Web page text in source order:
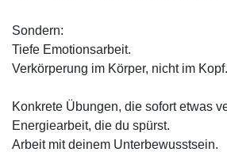
Sondern:
Tiefe Emotionsarbeit.
Verkörperung im Körper, nicht im Kopf.
Konkrete Übungen, die sofort etwas
Energiearbeit, die du spürst.
Arbeit mit deinem Unterbewusstsein.